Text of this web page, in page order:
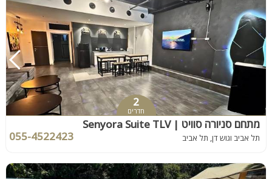
2
חדרים
מתחם סניורה סוויט | Senyora Suite TLV
תל אביב וגוש דן, תל אביב 055-4522423